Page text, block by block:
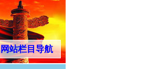
网站栏目导航